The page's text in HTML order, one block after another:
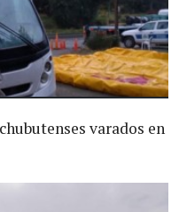
varados en